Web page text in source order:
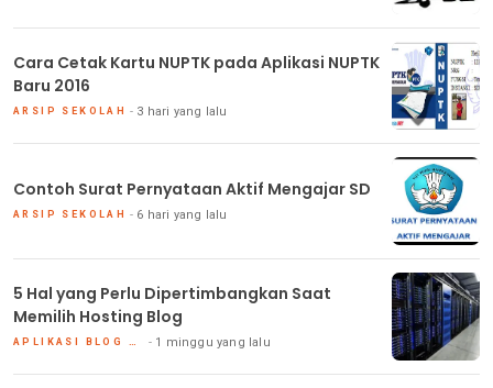
Cara Cetak Kartu NUPTK pada Aplikasi NUPTK
Baru 2016
ARSIP SEKOLAH 3 hari yang lalu
Contoh Surat Pernyataan Aktif Mengajar SD
ARSIP SEKOLAH 6 hari yang lalu
5 Hal yang Perlu Dipertimbangkan Saat
Memilih Hosting Blog
1 minggu yang lalu